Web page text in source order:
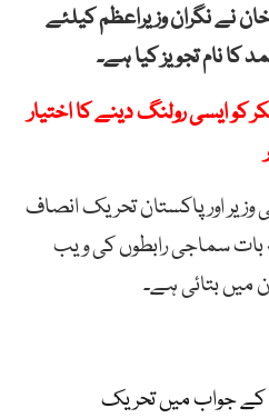
نے نگران وزیراعظم کیلئے
نام تجویز کیا ہے۔
ایسی رولنگ دینے کا اختیار
وزیر اور پاکستان تحریک انصاف
بات سماجی رابطوں کی ویب
میں بتائی ہے۔
جواب میں تحریک